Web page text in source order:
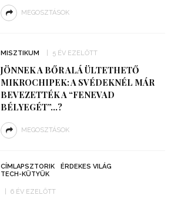
MEGOSZTÁSOK
MISZTIKUM 5 ÉV EZELŐTT
JÖNNEK A BŐR ALÁ ÜLTETHETŐ
MIKROCHIPEK: A SVÉDEKNÉL MÁR
BEVEZETTÉK A “FENEVAD
BÉLYEGÉT”…?
MEGOSZTÁSOK
CÍMLAPSZTORIK
ÉRDEKES VILÁG
TECH-KÜTYÜK
6 ÉV EZELŐTT